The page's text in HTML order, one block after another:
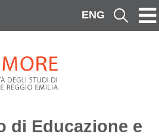
ENG Cerca
di Educazione e